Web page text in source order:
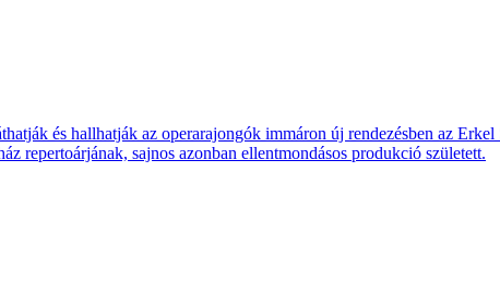
és hall­hatják az opera­rajon­gók immáron új rende­zésben az
reper­toár­jának, sajnos azon­ban ellent­mon­dásos pro­dukció született.